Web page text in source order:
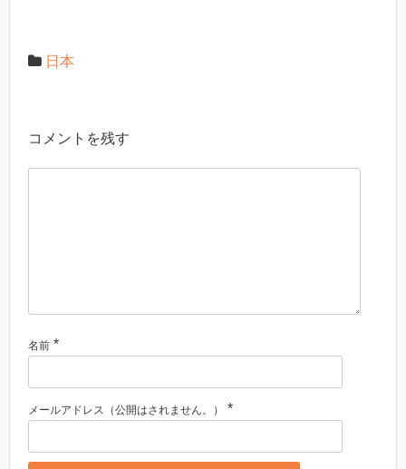
日本
コメントを残す
名前 *
メールアドレス（公開はされません。） *